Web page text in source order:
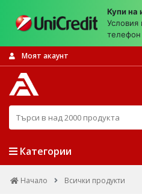
Купи на
Условия
телефон
Моят акаунт
Търси в над 2000 продукта
Категории
Начало Всички продукти